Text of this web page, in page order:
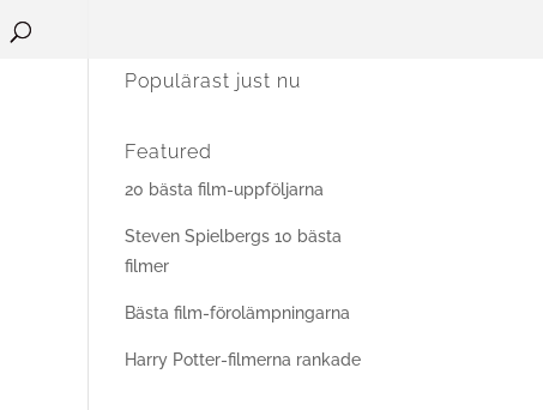
Populärast just nu
Featured
20 bästa film-uppföljarna
Steven Spielbergs 10 bästa
filmer
Bästa film-förolämpningarna
Harry Potter-filmerna rankade